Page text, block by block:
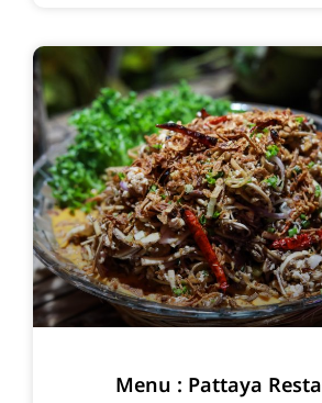
Menu : Pattaya